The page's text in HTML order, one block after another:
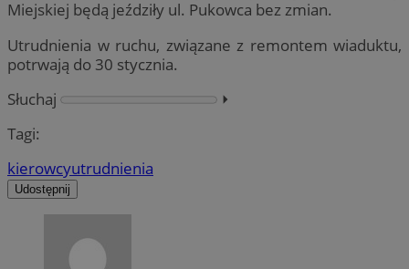
Miejskiej będą jeździły ul. Pukowca bez zmian.
Utrudnienia w ruchu, związane z remontem wiaduktu,
potrwają do 30 stycznia.
Słuchaj
⏵︎
Tagi:
kierowcyutrudnienia
Udostępnij